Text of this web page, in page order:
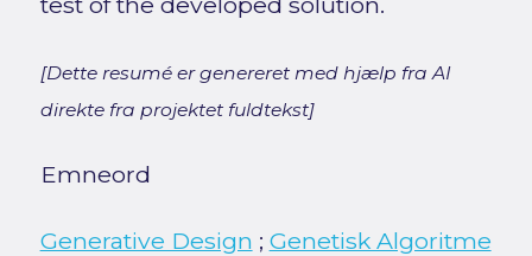
[Dette resumé er genereret med hjælp fra AI
direkte fra projektet fuldtekst]
Emneord
Generative Design ; Genetisk Algoritme